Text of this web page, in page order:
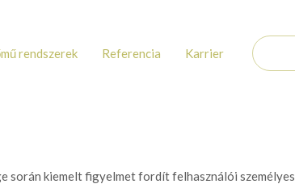
rendszerek Referencia Karrier
során kiemelt figyelmet fordít felhasználói személyes